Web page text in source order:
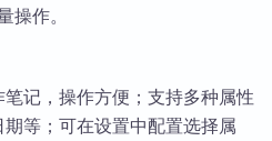
作。
记，操作方便；支持多种属性
等；可在设置中配置选择属